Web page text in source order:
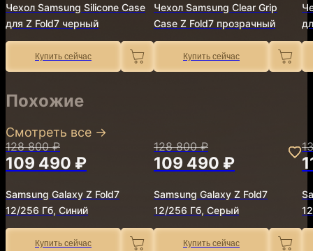
Чехол Samsung Silicone Case
для Z Fold7 черный
Купить сейчас
Чехол Samsung Clear Grip
Case Z Fold7 прозрачный
Купить сейчас
Похожие
Смотреть все →
128 800 ₽
109 490 ₽
Samsung Galaxy Z Fold7
12/256 Гб, Синий
Купить сейчас
128 800 ₽
109 490 ₽
Samsung Galaxy Z Fold7
12/256 Гб, Серый
Купить сейчас